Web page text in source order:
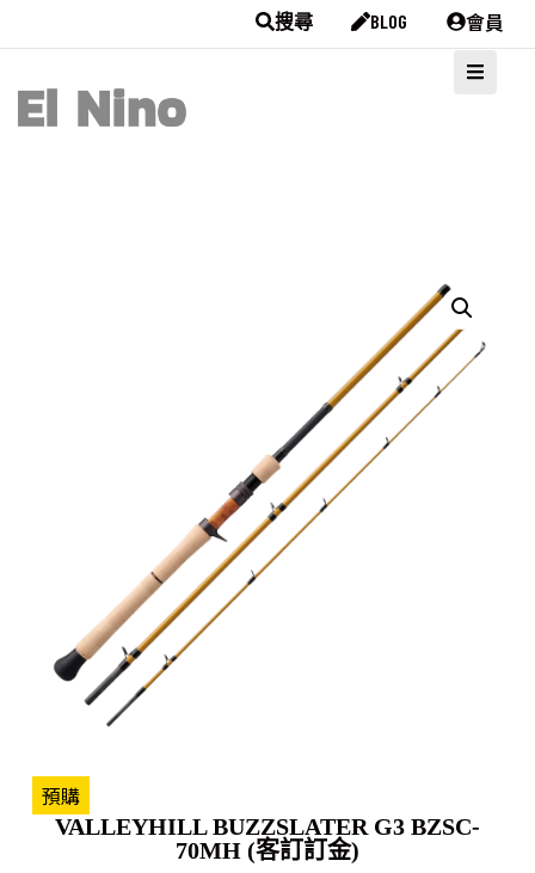
搜尋 BLOG 會員
預購
VALLEYHILL BUZZSLATER G3 BZSC-
70MH (客訂訂金)